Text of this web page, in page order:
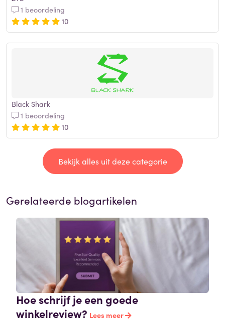
1 beoordeling
10
Black Shark
1 beoordeling
10
Bekijk alles uit deze categorie
Gerelateerde blogartikelen
Hoe schrijf je een goede
winkelreview? Lees meer